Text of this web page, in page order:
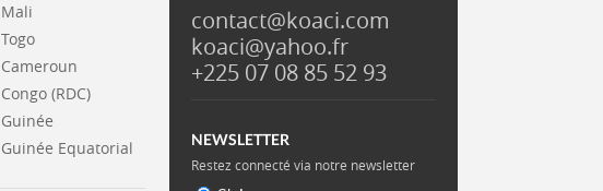
Mali
Togo
Cameroun
Congo (RDC)
Guinée
Guinée Equatorial
contact@koaci.com
koaci@yahoo.fr
+225 07 08 85 52 93
NEWSLETTER
Restez connecté via notre newsletter